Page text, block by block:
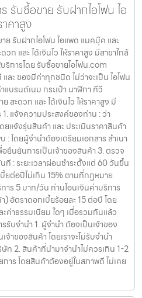
รับซื้อขาย รับฝากไอโฟน ไอ
คาสูง
รับฝากไอโฟน ไอแพด แมคบุ๊ค และ
ก และ ได้เงินไว ให้ราคาสูง มีสาขาใกล้
การโดย รับซื้อขายไอโฟน.com
ละ ของมีค่าทุกชนิด ไม่ว่าจะเป็น ไอโฟน
บรนด์เนม กระเป๋า นาฬิกา ทีวี
สะดวก และ ได้เงินไว ให้ราคาสูง มี
แจ้งความประสงค์ของท่าน : ว่า
แจ้งรุ่นสินค้า และ ประเมินราคาสินค้า
โดยผู้จำนำต้องเตรียมเอกสาร สำเนา
อยืนยันการเป็นเจ้าของสินค้า 3. ตรวจ
: ระยะเวลาผ่อนชำระตั้งแต่ 60 วันขึ้น
ยต่อปีไม่เกิน 15% ตามที่กฏหมาย
าร 5 บาท/วัน ท่านโอนเงินค่าบริการ
อัตราดอกเบี้ยร้อยละ 15 ต่อปี โดย
ค่าธรรมเนียม ใดๆ เมื่อรวมกันแล้ว
รับจำนำ 1. ผู้จำนำ ต้องเป็นเจ้าของ
าของสินค้า โดยเราจะไม่รับจำนำ
ษัท 2. สินค้าที่นำมาจำนำไม่ควรเกิน 1-2
าร โดยสินค้าต้องอยู่ในสภาพดี ไม่เคย